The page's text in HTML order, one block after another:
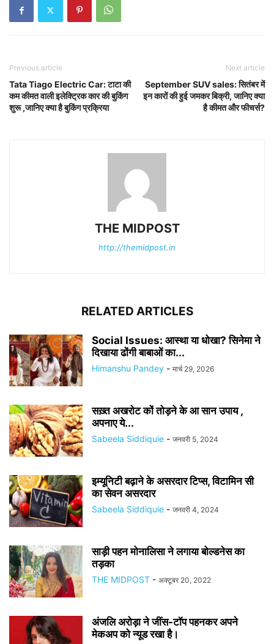
Previous article
Tata Tiago Electric Car: टाटा की
कम कीमत वाली इलेक्ट्रिक कार की बुकिंग
शुरू ,जानिए क्या है बुकिंग प्रक्रिया
Next article
September SUV sales: सितंबर में
इन कारों की हुई जमकर बिक्री, जानिए क्या
है कीमत और फीचर्स?
THE MIDPOST
http://themidpost.in
RELATED ARTICLES
Social Issues: आस्था या धोखा? सिनेमा ने
दिखाया ढोंगी बाबाओं का...
Himanshu Pandey - मार्च 29, 2026
सख़्त अखरोट कों तोड़ने के आ सान उपाय ,
अपनाए ये...
Sabeela Siddiquie - जनवरी 5, 2024
इम्यूनिटी बढ़ाने के असरदार टिप्स, विटामिन सी
का सेवन असरदार
Sabeela Siddiquie - जनवरी 4, 2024
साड़ी पहन मोनालिसा ने लगाया बोल्डनेस का
तड़का
THE MIDPOST - अक्टूबर 20, 2022
अंजलि अरोड़ा ने जींस-टॉप पहनकर अपने
मेकअप को न्यूड रखा है।